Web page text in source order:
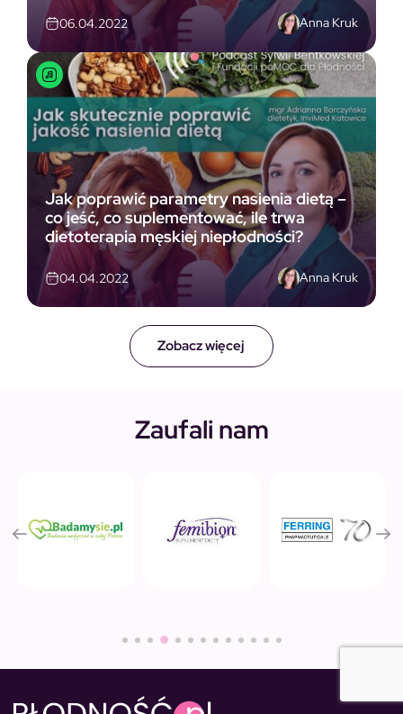
Zobacz więcej
06.04.2022 Anna Kruk
Jak poprawić parametry nasienia dietą –
co jeść, co suplementować, ile trwa
dietoterapia męskiej niepłodności?
04.04.2022 Anna Kruk
Zaufali nam